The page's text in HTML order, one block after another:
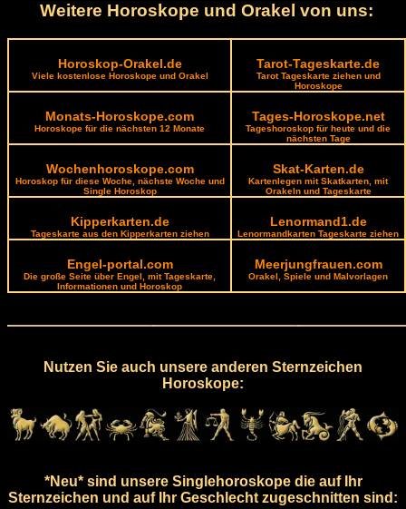
Weitere Horoskope und Orakel von uns:
Horoskop-Orakel.de
Viele kostenlose Horoskope und Orakel
Tarot-Tageskarte.de
Tarot Tageskarte ziehen und
Horoskope
Monats-Horoskope.com
Horoskope für die nächsten 12 Monate
Tages-Horoskope.net
Tageshoroskop für heute und die
nächsten Tage
Wochenhoroskope.com
Horoskop für diese Woche, nächste Woche und
Single Horoskop
Skat-Karten.de
Kartenlegen mit Skatkarten, mit
Orakeln und Tageskarte
Kipperkarten.de
Tageskarte aus den Kipperkarten ziehen
Lenormand1.de
Lenormandkarten Tageskarte ziehen
Engel-portal.com
Die große Seite über Engel, mit Tageskarte,
Informationen und Horoskop
Meerjungfrauen.com
Orakel, Spiele und Malvorlagen
Nutzen Sie auch unsere anderen Sternzeichen
Horoskope:
*Neu* sind unsere Singlehoroskope die auf Ihr
Sternzeichen und auf Ihr Geschlecht zugeschnitten sind: